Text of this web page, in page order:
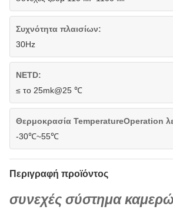
Συχνότητα πλαισίων:
30Hz
NETD:
≤ το 25mk@25 ℃
Θερμοκρασία TemperatureOperation
-30℃~55℃
Περιγραφή προϊόντος
συνεχές σύστημα